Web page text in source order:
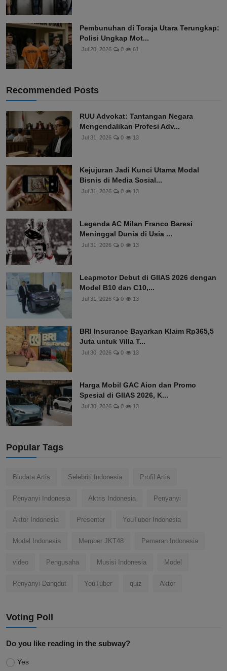
Pembunuhan di Toraja Utara Terungkap:
Polisi Ungkap Mot...
Jul 20, 2026 0 61
Recommended Posts
RUU Advokat: Tantangan Negara
Mengendalikan Profesi Adv...
Jul 31, 2026 0 13
Kejujuran Jadi Kunci Utama Modal
Bisnis di Media Sosial...
Jul 31, 2026 0 13
Legenda AC Milan Franco Baresi
Meninggal Dunia di Usia ...
Jul 31, 2026 0 13
Leapmotor Debut di GIIAS 2026 dengan
Model B10 dan C10,...
Jul 31, 2026 0 13
BRI Insurance Bayarkan Klaim Rp365,5
Juta untuk Villa T...
Jul 30, 2026 0 13
Harga Mobil GAC Aion dan Promo
Spesial di GIIAS 2026, K...
Jul 30, 2026 0 13
Popular Tags
Biodata Artis Selebriti Indonesia Profil Artis
Penyanyi Indonesia Aktris Indonesia Penyanyi
Aktor Indonesia Presenter YouTuber Indonesia
Model Indonesia Member JKT48 Pemeran Indonesia
video Pengusaha Musisi Indonesia Model
Penyanyi Dangdut YouTuber quiz Aktor
Voting Poll
Do you like reading in the subway?
Yes